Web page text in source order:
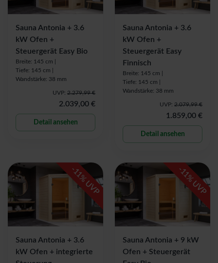
Sauna Antonia + 3.6
kW Ofen +
Steuergerät Easy Bio
Breite: 145 cm |
Tiefe: 145 cm |
Wandstärke: 38 mm
UVP: 2.279,99 €
2.039,00 €
Detail ansehen
Sauna Antonia + 3.6
kW Ofen +
Steuergerät Easy
Finnisch
Breite: 145 cm |
Tiefe: 145 cm |
Wandstärke: 38 mm
UVP: 2.079,99 €
1.859,00 €
Detail ansehen
-
11
% UVP
Sauna Antonia + 3.6
kW Ofen + integrierte
-
11
% UVP
Sauna Antonia + 9 kW
Ofen + Steuergerät